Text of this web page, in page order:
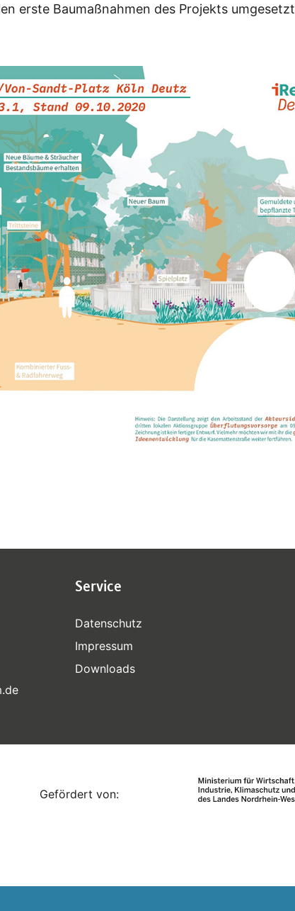
erste Baumaßnahmen des Projekts umgesetzt
.de
Service
Datenschutz
Impressum
Downloads
Gefördert von: